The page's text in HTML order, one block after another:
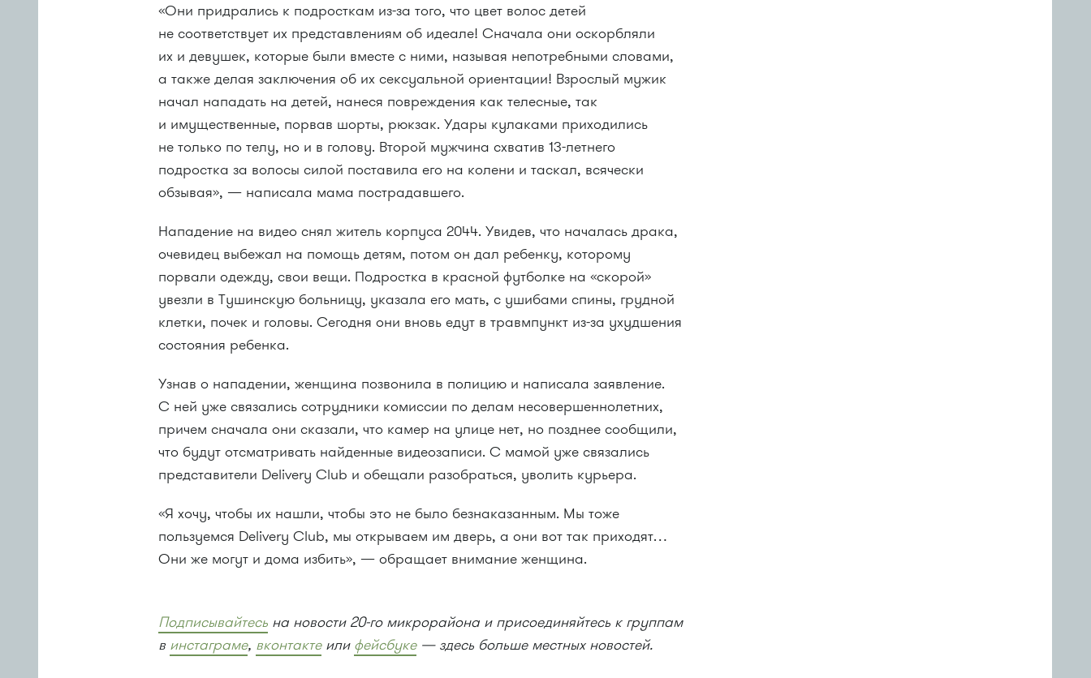
«Они придрались к подросткам из-за того, что цвет волос детей
не соответствует их представлениям об идеале! Сначала они оскорбляли
их и девушек, которые были вместе с ними, называя непотребными словами,
а также делая заключения об их сексуальной ориентации! Взрослый мужик
начал нападать на детей, нанеся повреждения как телесные, так
и имущественные, порвав шорты, рюкзак. Удары кулаками приходились
не только по телу, но и в голову. Второй мужчина схватив 13-летнего
подростка за волосы силой поставила его на колени и таскал, всячески
обзывая», — написала мама пострадавшего.
Нападение на видео снял житель корпуса 2044. Увидев, что началась драка,
очевидец выбежал на помощь детям, потом он дал ребенку, которому
порвали одежду, свои вещи. Подростка в красной футболке на «скорой»
увезли в Тушинскую больницу, указала его мать, с ушибами спины, грудной
клетки, почек и головы. Сегодня они вновь едут в травмпункт из-за ухудшения
состояния ребенка.
Узнав о нападении, женщина позвонила в полицию и написала заявление.
С ней уже связались сотрудники комиссии по делам несовершеннолетних,
причем сначала они сказали, что камер на улице нет, но позднее сообщили,
что будут отсматривать найденные видеозаписи. С мамой уже связались
представители Delivery Club и обещали разобраться, уволить курьера.
«Я хочу, чтобы их нашли, чтобы это не было безнаказанным. Мы тоже
пользуемся Delivery Club, мы открываем им дверь, а они вот так приходят…
Они же могут и дома избить», — обращает внимание женщина.
Подписывайтесь на новости 20-го микрорайона и присоединяйтесь к группам
в инстаграме, вконтактеили фейсбуке— здесь больше местных новостей.